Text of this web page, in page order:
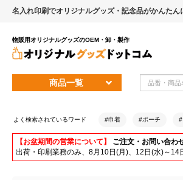
名入れ印刷でオリジナルグッズ・記念品がかんたん
物販用オリジナルグッズのOEM・卸・製作
商品一覧
よく検索されているワード #巾着 #ポーチ #
【お盆期間の営業について】
ご注文・お問い合わ
出荷・印刷業務のみ、8月10日(月)、12日(水)～14